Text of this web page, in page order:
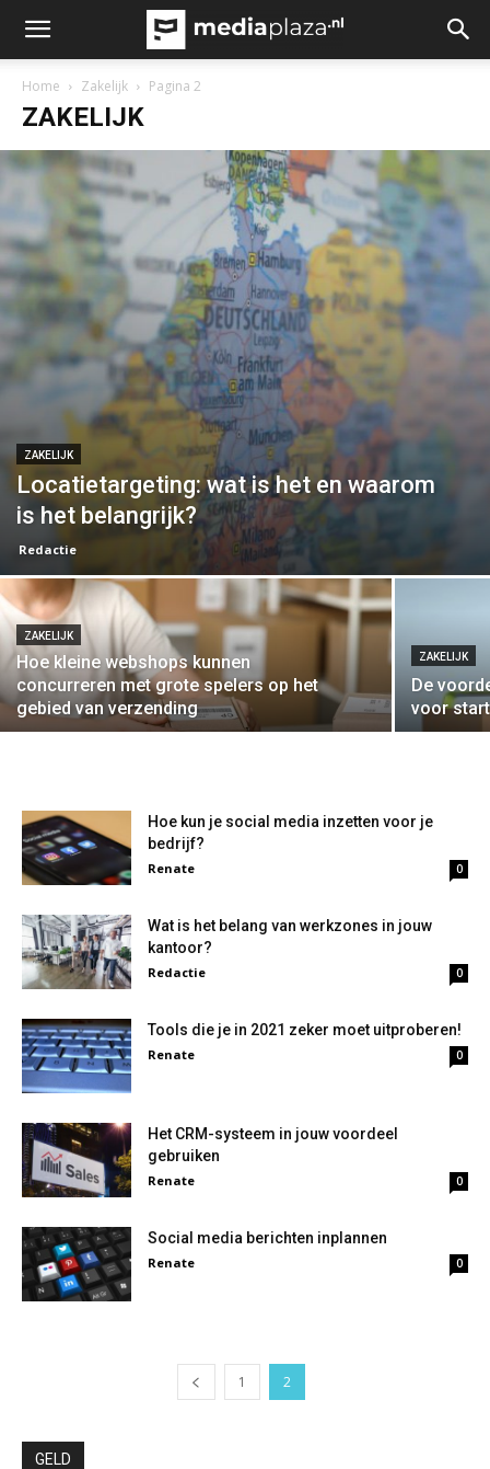
Home Zakelijk Pagina 2
ZAKELIJK
ZAKELIJK
Locatietargeting: wat is het en waarom
is het belangrijk?
Redactie
ZAKELIJK
Hoe kleine webshops kunnen
concurreren met grote spelers op het
gebied van verzending
ZAKELIJK
De
voor
Hoe kun je social media inzetten voor je
bedrijf?
Renate 0
Wat is het belang van werkzones in jouw
kantoor?
Redactie 0
Tools die je in 2021 zeker moet uitproberen!
Renate 0
Het CRM-systeem in jouw voordeel
gebruiken
Renate 0
Social media berichten inplannen
Renate 0
1 2
GELD